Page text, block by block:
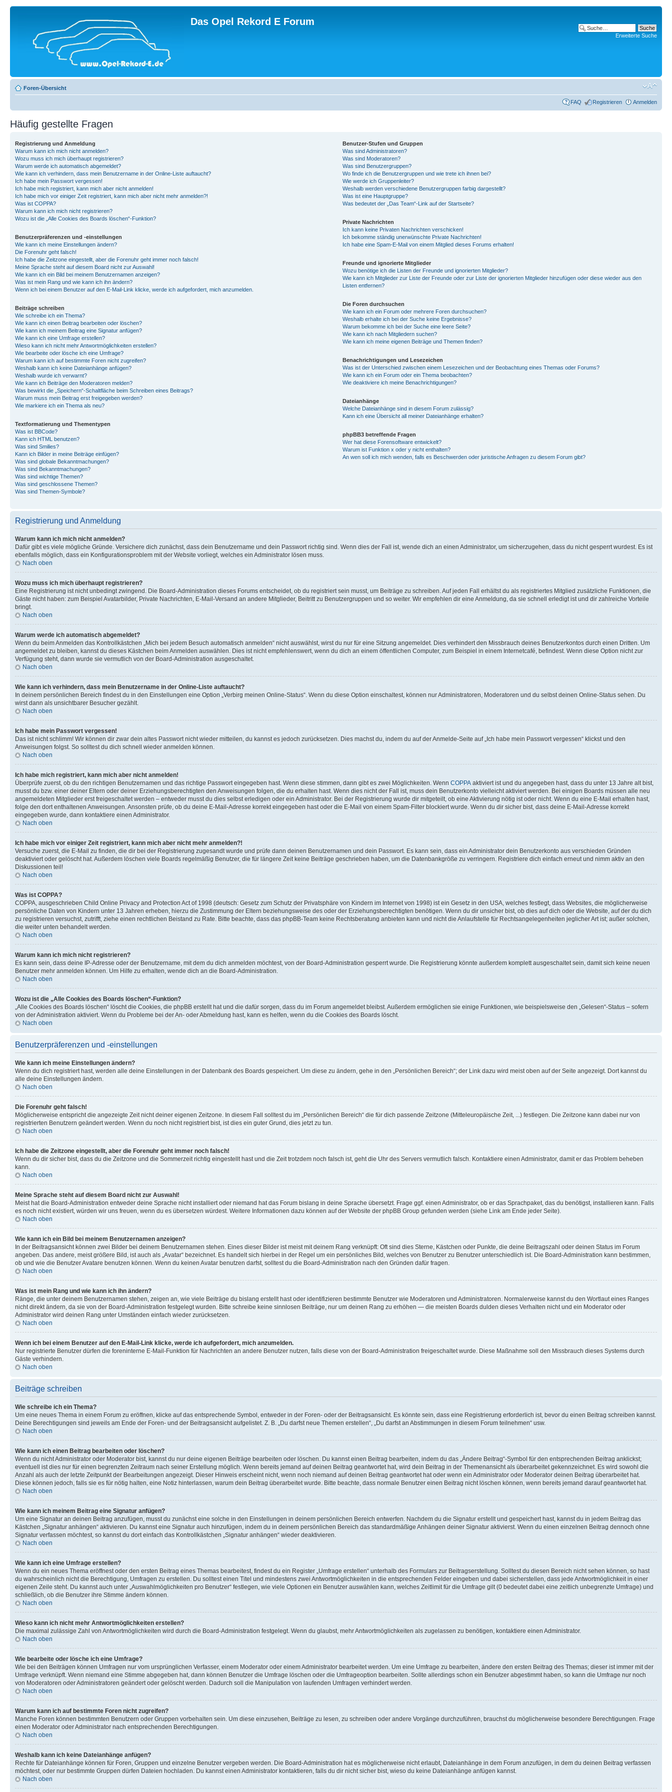
Das Opel Rekord E Forum
Erweiterte Suche
Foren-Übersicht
FAQ Registrieren Anmelden
Häufig gestellte Fragen
Registrierung und Anmeldung
Warum kann ich mich nicht anmelden?
Wozu muss ich mich überhaupt registrieren?
Warum werde ich automatisch abgemeldet?
Wie kann ich verhindern, dass mein Benutzername in der Online-Liste auftaucht?
Ich habe mein Passwort vergessen!
Ich habe mich registriert, kann mich aber nicht anmelden!
Ich habe mich vor einiger Zeit registriert, kann mich aber nicht mehr anmelden?!
Was ist COPPA?
Warum kann ich mich nicht registrieren?
Wozu ist die „Alle Cookies des Boards löschen“-Funktion?
Benutzerpräferenzen und -einstellungen
Wie kann ich meine Einstellungen ändern?
Die Forenuhr geht falsch!
Ich habe die Zeitzone eingestellt, aber die Forenuhr geht immer noch falsch!
Meine Sprache steht auf diesem Board nicht zur Auswahl!
Wie kann ich ein Bild bei meinem Benutzernamen anzeigen?
Was ist mein Rang und wie kann ich ihn ändern?
Wenn ich bei einem Benutzer auf den E-Mail-Link klicke, werde ich aufgefordert, mich anzumelden.
Beiträge schreiben
Wie schreibe ich ein Thema?
Wie kann ich einen Beitrag bearbeiten oder löschen?
Wie kann ich meinem Beitrag eine Signatur anfügen?
Wie kann ich eine Umfrage erstellen?
Wieso kann ich nicht mehr Antwortmöglichkeiten erstellen?
Wie bearbeite oder lösche ich eine Umfrage?
Warum kann ich auf bestimmte Foren nicht zugreifen?
Weshalb kann ich keine Dateianhänge anfügen?
Weshalb wurde ich verwarnt?
Wie kann ich Beiträge den Moderatoren melden?
Was bewirkt die „Speichern“-Schaltfläche beim Schreiben eines Beitrags?
Warum muss mein Beitrag erst freigegeben werden?
Wie markiere ich ein Thema als neu?
Textformatierung und Thementypen
Was ist BBCode?
Kann ich HTML benutzen?
Was sind Smilies?
Kann ich Bilder in meine Beiträge einfügen?
Was sind globale Bekanntmachungen?
Was sind Bekanntmachungen?
Was sind wichtige Themen?
Was sind geschlossene Themen?
Was sind Themen-Symbole?
Benutzer-Stufen und Gruppen
Was sind Administratoren?
Was sind Moderatoren?
Was sind Benutzergruppen?
Wo finde ich die Benutzergruppen und wie trete ich ihnen bei?
Wie werde ich Gruppenleiter?
Weshalb werden verschiedene Benutzergruppen farbig dargestellt?
Was ist eine Hauptgruppe?
Was bedeutet der „Das Team“-Link auf der Startseite?
Private Nachrichten
Ich kann keine Privaten Nachrichten verschicken!
Ich bekomme ständig unerwünschte Private Nachrichten!
Ich habe eine Spam-E-Mail von einem Mitglied dieses Forums erhalten!
Freunde und ignorierte Mitglieder
Wozu benötige ich die Listen der Freunde und ignorierten Mitglieder?
Wie kann ich Mitglieder zur Liste der Freunde oder zur Liste der ignorierten Mitglieder hinzufügen oder diese wieder aus den
Listen entfernen?
Die Foren durchsuchen
Wie kann ich ein Forum oder mehrere Foren durchsuchen?
Weshalb erhalte ich bei der Suche keine Ergebnisse?
Warum bekomme ich bei der Suche eine leere Seite?
Wie kann ich nach Mitgliedern suchen?
Wie kann ich meine eigenen Beiträge und Themen finden?
Benachrichtigungen und Lesezeichen
Was ist der Unterschied zwischen einem Lesezeichen und der Beobachtung eines Themas oder Forums?
Wie kann ich ein Forum oder ein Thema beobachten?
Wie deaktiviere ich meine Benachrichtigungen?
Dateianhänge
Welche Dateianhänge sind in diesem Forum zulässig?
Kann ich eine Übersicht all meiner Dateianhänge erhalten?
phpBB3 betreffende Fragen
Wer hat diese Forensoftware entwickelt?
Warum ist Funktion x oder y nicht enthalten?
An wen soll ich mich wenden, falls es Beschwerden oder juristische Anfragen zu diesem Forum gibt?
Registrierung und Anmeldung
Warum kann ich mich nicht anmelden?
Dafür gibt es viele mögliche Gründe. Versichere dich zunächst, dass dein Benutzername und dein Passwort richtig sind. Wenn dies der Fall ist, wende dich an einen Administrator, um sicherzugehen, dass du nicht gesperrt wurdest. Es ist
ebenfalls möglich, dass ein Konfigurationsproblem mit der Website vorliegt, welches ein Administrator lösen muss.
Nach oben
Wozu muss ich mich überhaupt registrieren?
Eine Registrierung ist nicht unbedingt zwingend. Die Board-Administration dieses Forums entscheidet, ob du registriert sein musst, um Beiträge zu schreiben. Auf jeden Fall erhältst du als registriertes Mitglied zusätzliche Funktionen, die
Gäste nicht haben: zum Beispiel Avatarbilder, Private Nachrichten, E-Mail-Versand an andere Mitglieder, Beitritt zu Benutzergruppen und so weiter. Wir empfehlen dir eine Anmeldung, da sie schnell erledigt ist und dir zahlreiche Vorteile
bringt.
Nach oben
Warum werde ich automatisch abgemeldet?
Wenn du beim Anmelden das Kontrollkästchen „Mich bei jedem Besuch automatisch anmelden“ nicht auswählst, wirst du nur für eine Sitzung angemeldet. Dies verhindert den Missbrauch deines Benutzerkontos durch einen Dritten. Um
angemeldet zu bleiben, kannst du dieses Kästchen beim Anmelden auswählen. Dies ist nicht empfehlenswert, wenn du dich an einem öffentlichen Computer, zum Beispiel in einem Internetcafé, befindest. Wenn diese Option nicht zur
Verfügung steht, dann wurde sie vermutlich von der Board-Administration ausgeschaltet.
Nach oben
Wie kann ich verhindern, dass mein Benutzername in der Online-Liste auftaucht?
In deinem persönlichen Bereich findest du in den Einstellungen eine Option „Verbirg meinen Online-Status“. Wenn du diese Option einschaltest, können nur Administratoren, Moderatoren und du selbst deinen Online-Status sehen. Du
wirst dann als unsichtbarer Besucher gezählt.
Nach oben
Ich habe mein Passwort vergessen!
Das ist nicht schlimm! Wir können dir zwar dein altes Passwort nicht wieder mitteilen, du kannst es jedoch zurücksetzen. Dies machst du, indem du auf der Anmelde-Seite auf „Ich habe mein Passwort vergessen“ klickst und den
Anweisungen folgst. So solltest du dich schnell wieder anmelden können.
Nach oben
Ich habe mich registriert, kann mich aber nicht anmelden!
Überprüfe zuerst, ob du den richtigen Benutzernamen und das richtige Passwort eingegeben hast. Wenn diese stimmen, dann gibt es zwei Möglichkeiten. Wenn COPPA aktiviert ist und du angegeben hast, dass du unter 13 Jahre alt bist,
musst du bzw. einer deiner Eltern oder deiner Erziehungsberechtigten den Anweisungen folgen, die du erhalten hast. Wenn dies nicht der Fall ist, muss dein Benutzerkonto vielleicht aktiviert werden. Bei einigen Boards müssen alle neu
angemeldeten Mitglieder erst freigeschaltet werden – entweder musst du dies selbst erledigen oder ein Administrator. Bei der Registrierung wurde dir mitgeteilt, ob eine Aktivierung nötig ist oder nicht. Wenn du eine E-Mail erhalten hast,
folge den dort enthaltenen Anweisungen. Ansonsten prüfe, ob du deine E-Mail-Adresse korrekt eingegeben hast oder die E-Mail von einem Spam-Filter blockiert wurde. Wenn du dir sicher bist, dass deine E-Mail-Adresse korrekt
eingegeben wurde, dann kontaktiere einen Administrator.
Nach oben
Ich habe mich vor einiger Zeit registriert, kann mich aber nicht mehr anmelden?!
Versuche zuerst, die E-Mail zu finden, die dir bei der Registrierung zugesandt wurde und prüfe dann deinen Benutzernamen und dein Passwort. Es kann sein, dass ein Administrator dein Benutzerkonto aus verschieden Gründen
deaktiviert oder gelöscht hat. Außerdem löschen viele Boards regelmäßig Benutzer, die für längere Zeit keine Beiträge geschrieben haben, um die Datenbankgröße zu verringern. Registriere dich einfach erneut und nimm aktiv an den
Diskussionen teil!
Nach oben
Was ist COPPA?
COPPA, ausgeschrieben Child Online Privacy and Protection Act of 1998 (deutsch: Gesetz zum Schutz der Privatsphäre von Kindern im Internet von 1998) ist ein Gesetz in den USA, welches festlegt, dass Websites, die möglicherweise
persönliche Daten von Kindern unter 13 Jahren erheben, hierzu die Zustimmung der Eltern beziehungsweise des oder der Erziehungsberechtigten benötigen. Wenn du dir unsicher bist, ob dies auf dich oder die Website, auf der du dich
zu registrieren versuchst, zutrifft, ziehe einen rechtlichen Beistand zu Rate. Bitte beachte, dass das phpBB-Team keine Rechtsberatung anbieten kann und nicht die Anlaufstelle für Rechtsangelegenheiten jeglicher Art ist; außer solchen,
die weiter unten behandelt werden.
Nach oben
Warum kann ich mich nicht registrieren?
Es kann sein, dass deine IP-Adresse oder der Benutzername, mit dem du dich anmelden möchtest, von der Board-Administration gesperrt wurde. Die Registrierung könnte außerdem komplett ausgeschaltet sein, damit sich keine neuen
Benutzer mehr anmelden können. Um Hilfe zu erhalten, wende dich an die Board-Administration.
Nach oben
Wozu ist die „Alle Cookies des Boards löschen“-Funktion?
„Alle Cookies des Boards löschen“ löscht die Cookies, die phpBB erstellt hat und die dafür sorgen, dass du im Forum angemeldet bleibst. Außerdem ermöglichen sie einige Funktionen, wie beispielsweise den „Gelesen“-Status – sofern
von der Administration aktiviert. Wenn du Probleme bei der An- oder Abmeldung hast, kann es helfen, wenn du die Cookies des Boards löscht.
Nach oben
Benutzerpräferenzen und -einstellungen
Wie kann ich meine Einstellungen ändern?
Wenn du dich registriert hast, werden alle deine Einstellungen in der Datenbank des Boards gespeichert. Um diese zu ändern, gehe in den „Persönlichen Bereich“; der Link dazu wird meist oben auf der Seite angezeigt. Dort kannst du
alle deine Einstellungen ändern.
Nach oben
Die Forenuhr geht falsch!
Möglicherweise entspricht die angezeigte Zeit nicht deiner eigenen Zeitzone. In diesem Fall solltest du im „Persönlichen Bereich“ die für dich passende Zeitzone (Mitteleuropäische Zeit, ...) festlegen. Die Zeitzone kann dabei nur von
registrierten Benutzern geändert werden. Wenn du noch nicht registriert bist, ist dies ein guter Grund, dies jetzt zu tun.
Nach oben
Ich habe die Zeitzone eingestellt, aber die Forenuhr geht immer noch falsch!
Wenn du dir sicher bist, dass du die Zeitzone und die Sommerzeit richtig eingestellt hast und die Zeit trotzdem noch falsch ist, geht die Uhr des Servers vermutlich falsch. Kontaktiere einen Administrator, damit er das Problem beheben
kann.
Nach oben
Meine Sprache steht auf diesem Board nicht zur Auswahl!
Meist hat die Board-Administration entweder deine Sprache nicht installiert oder niemand hat das Forum bislang in deine Sprache übersetzt. Frage ggf. einen Administrator, ob er das Sprachpaket, das du benötigst, installieren kann. Falls
es noch nicht existiert, würden wir uns freuen, wenn du es übersetzen würdest. Weitere Informationen dazu können auf der Website der phpBB Group gefunden werden (siehe Link am Ende jeder Seite).
Nach oben
Wie kann ich ein Bild bei meinem Benutzernamen anzeigen?
In der Beitragsansicht können zwei Bilder bei deinem Benutzernamen stehen. Eines dieser Bilder ist meist mit deinem Rang verknüpft: Oft sind dies Sterne, Kästchen oder Punkte, die deine Beitragszahl oder deinen Status im Forum
angeben. Das andere, meist größere Bild, ist auch als „Avatar“ bezeichnet. Es handelt sich hierbei in der Regel um ein persönliches Bild, welches von Benutzer zu Benutzer unterschiedlich ist. Die Board-Administration kann bestimmen,
ob und wie die Benutzer Avatare benutzen können. Wenn du keinen Avatar benutzen darfst, solltest du die Board-Administration nach den Gründen dafür fragen.
Nach oben
Was ist mein Rang und wie kann ich ihn ändern?
Ränge, die unter deinem Benutzernamen stehen, zeigen an, wie viele Beiträge du bislang erstellt hast oder identifizieren bestimmte Benutzer wie Moderatoren und Administratoren. Normalerweise kannst du den Wortlaut eines Ranges
nicht direkt ändern, da sie von der Board-Administration festgelegt wurden. Bitte schreibe keine sinnlosen Beiträge, nur um deinen Rang zu erhöhen — die meisten Boards dulden dieses Verhalten nicht und ein Moderator oder
Administrator wird deinen Rang unter Umständen einfach wieder zurücksetzen.
Nach oben
Wenn ich bei einem Benutzer auf den E-Mail-Link klicke, werde ich aufgefordert, mich anzumelden.
Nur registrierte Benutzer dürfen die foreninterne E-Mail-Funktion für Nachrichten an andere Benutzer nutzen, falls diese von der Board-Administration freigeschaltet wurde. Diese Maßnahme soll den Missbrauch dieses Systems durch
Gäste verhindern.
Nach oben
Beiträge schreiben
Wie schreibe ich ein Thema?
Um eine neues Thema in einem Forum zu eröffnen, klicke auf das entsprechende Symbol, entweder in der Foren- oder der Beitragsansicht. Es könnte sein, dass eine Registrierung erforderlich ist, bevor du einen Beitrag schreiben kannst.
Deine Berechtigungen sind jeweils am Ende der Foren- und der Beitragsansicht aufgelistet. Z. B. „Du darfst neue Themen erstellen“, „Du darfst an Abstimmungen in diesem Forum teilnehmen“ usw.
Nach oben
Wie kann ich einen Beitrag bearbeiten oder löschen?
Wenn du nicht Administrator oder Moderator bist, kannst du nur deine eigenen Beiträge bearbeiten oder löschen. Du kannst einen Beitrag bearbeiten, indem du das „Ändere Beitrag“-Symbol für den entsprechenden Beitrag anklickst;
eventuell ist dies nur für einen begrenzten Zeitraum nach seiner Erstellung möglich. Wenn bereits jemand auf deinen Beitrag geantwortet hat, wird dein Beitrag in der Themenansicht als überarbeitet gekennzeichnet. Es wird sowohl die
Anzahl als auch der letzte Zeitpunkt der Bearbeitungen angezeigt. Dieser Hinweis erscheint nicht, wenn noch niemand auf deinen Beitrag geantwortet hat oder wenn ein Administrator oder Moderator deinen Beitrag überarbeitet hat.
Diese können jedoch, falls sie es für nötig halten, eine Notiz hinterlassen, warum dein Beitrag überarbeitet wurde. Bitte beachte, dass normale Benutzer einen Beitrag nicht löschen können, wenn bereits jemand darauf geantwortet hat.
Nach oben
Wie kann ich meinem Beitrag eine Signatur anfügen?
Um eine Signatur an deinen Beitrag anzufügen, musst du zunächst eine solche in den Einstellungen in deinem persönlichen Bereich entwerfen. Nachdem du die Signatur erstellt und gespeichert hast, kannst du in jedem Beitrag das
Kästchen „Signatur anhängen“ aktivieren. Du kannst eine Signatur auch hinzufügen, indem du in deinem persönlichen Bereich das standardmäßige Anhängen deiner Signatur aktivierst. Wenn du einen einzelnen Beitrag dennoch ohne
Signatur verfassen möchtest, so kannst du dort einfach das Kontrollkästchen „Signatur anhängen“ wieder deaktivieren.
Nach oben
Wie kann ich eine Umfrage erstellen?
Wenn du ein neues Thema eröffnest oder den ersten Beitrag eines Themas bearbeitest, findest du ein Register „Umfrage erstellen“ unterhalb des Formulars zur Beitragserstellung. Solltest du diesen Bereich nicht sehen können, so hast
du wahrscheinlich nicht die Berechtigung, Umfragen zu erstellen. Du solltest einen Titel und mindestens zwei Antwortmöglichkeiten in die entsprechenden Felder eingeben und dabei sicherstellen, dass jede Antwortmöglichkeit in einer
eigenen Zeile steht. Du kannst auch unter „Auswahlmöglichkeiten pro Benutzer“ festlegen, wie viele Optionen ein Benutzer auswählen kann, welches Zeitlimit für die Umfrage gilt (0 bedeutet dabei eine zeitlich unbegrenzte Umfrage) und
schließlich, ob die Benutzer ihre Stimme ändern können.
Nach oben
Wieso kann ich nicht mehr Antwortmöglichkeiten erstellen?
Die maximal zulässige Zahl von Antwortmöglichkeiten wird durch die Board-Administration festgelegt. Wenn du glaubst, mehr Antwortmöglichkeiten als zugelassen zu benötigen, kontaktiere einen Administrator.
Nach oben
Wie bearbeite oder lösche ich eine Umfrage?
Wie bei den Beiträgen können Umfragen nur vom ursprünglichen Verfasser, einem Moderator oder einem Administrator bearbeitet werden. Um eine Umfrage zu bearbeiten, ändere den ersten Beitrag des Themas; dieser ist immer mit der
Umfrage verknüpft. Wenn niemand eine Stimme abgegeben hat, dann können Benutzer die Umfrage löschen oder die Umfrageoption bearbeiten. Sollte allerdings schon ein Benutzer abgestimmt haben, so kann die Umfrage nur noch
von Moderatoren oder Administratoren geändert oder gelöscht werden. Dadurch soll die Manipulation von laufenden Umfragen verhindert werden.
Nach oben
Warum kann ich auf bestimmte Foren nicht zugreifen?
Manche Foren können bestimmten Benutzern oder Gruppen vorbehalten sein. Um diese einzusehen, Beiträge zu lesen, zu schreiben oder andere Vorgänge durchzuführen, brauchst du möglicherweise besondere Berechtigungen. Frage
einen Moderator oder Administrator nach entsprechenden Berechtigungen.
Nach oben
Weshalb kann ich keine Dateianhänge anfügen?
Rechte für Dateianhänge können für Foren, Gruppen und einzelne Benutzer vergeben werden. Die Board-Administration hat es möglicherweise nicht erlaubt, Dateianhänge in dem Forum anzufügen, in dem du deinen Beitrag verfassen
möchtest, oder nur bestimmte Gruppen dürfen Dateien hochladen. Du kannst einen Administrator kontaktieren, falls du dir nicht sicher bist, wieso du keine Dateianhänge anfügen kannst.
Nach oben